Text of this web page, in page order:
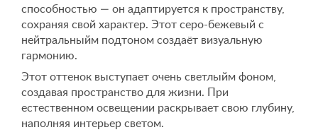
способностью — он адаптируется к пространству,
сохраняя свой характер. Этот серо-бежевый с
нейтральныйм подтоном создаёт визуальную
гармонию.
Этот оттенок выступает очень светлыйм фоном,
создавая пространство для жизни. При
естественном освещении раскрывает свою глубину,
наполняя интерьер светом.